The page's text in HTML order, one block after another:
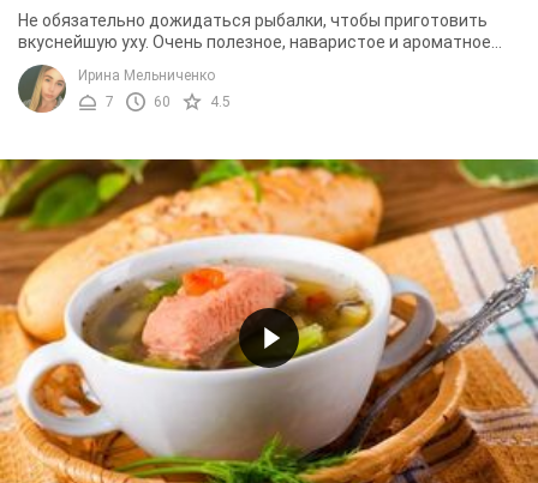
Не обязательно дожидаться рыбалки, чтобы приготовить
вкуснейшую уху. Очень полезное, наваристое и ароматное
блюдо можно создать и из покупной рыбы. ...
Ирина Мельниченко
7
60 4.5